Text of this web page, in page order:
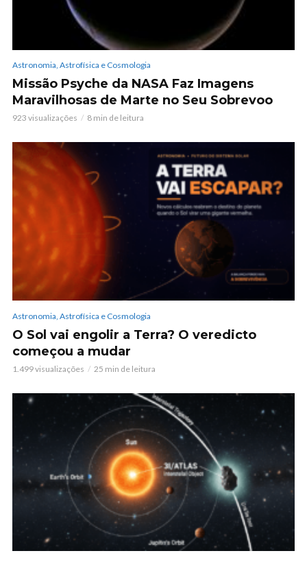
Astronomia, Astrofísica e Cosmologia
Missão Psyche da NASA Faz Imagens
Maravilhosas de Marte no Seu Sobrevoo
923 visualizações 8 min de leitura
Astronomia, Astrofísica e Cosmologia
O Sol vai engolir a Terra? O veredicto
começou a mudar
1.499 visualizações 25 min de leitura